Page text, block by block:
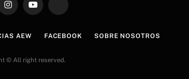
InstagramYouTube TikTok
AEW FACEBOOK SOBRE NOSOTROS
© All right reserved.